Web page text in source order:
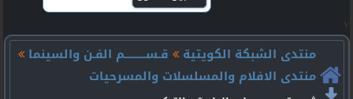
منتدى الشبكة الكويتية
قـســـــــــم الفـن والسينما
منتدى الافلام والمسلسلات والمسرحيات